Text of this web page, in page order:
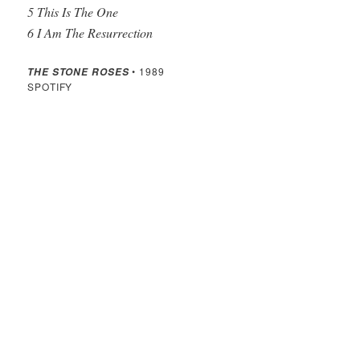
5 This Is The One
6 I Am The Resurrection
THE STONE ROSES• 1989
SPOTIFY